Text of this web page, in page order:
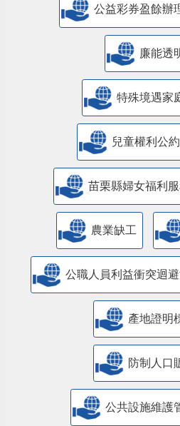
公益彩券盈餘辦
廉能透
特殊境遇家
兒童權利公
苗栗縣婦女福利
農業缺工
公職人員利益衝突迴
產地證明
防制人口
公共設施維護